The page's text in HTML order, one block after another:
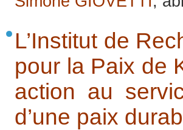
L’Institut de
pour la Paix de
action au
d’une paix